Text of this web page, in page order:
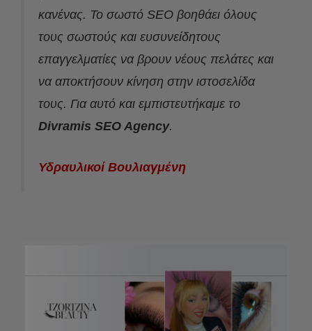
κανένας. Το σωστό SEO βοηθάει όλους
τους σωστούς και ευσυνείδητους
επαγγελματίες να βρουν νέους πελάτες και
να αποκτήσουν κίνηση στην ιστοσελίδα
τους. Για αυτό και εμπιστευτήκαμε το
Divramis SEO Agency.
Υδραυλικοί Βουλιαγμένη